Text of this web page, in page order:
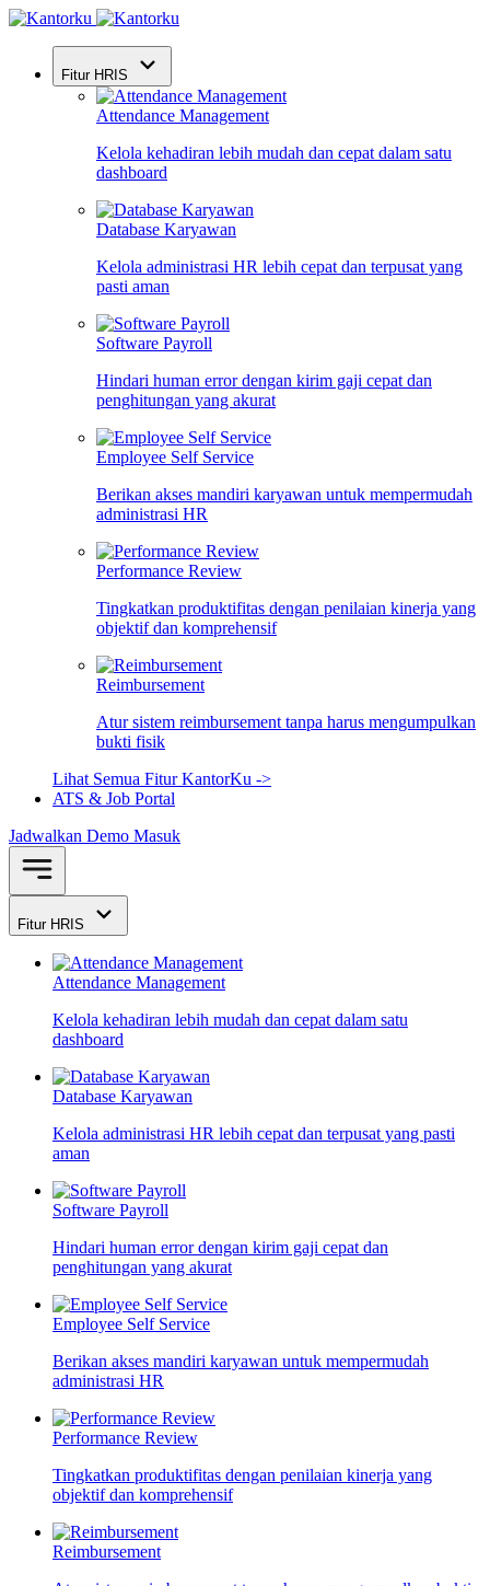
Fitur HRIS
Attendance Management
Kelola kehadiran lebih mudah dan cepat dalam satu
dashboard
Database Karyawan
Kelola administrasi HR lebih cepat dan terpusat yang
pasti aman
Software Payroll
Hindari human error dengan kirim gaji cepat dan
penghitungan yang akurat
Employee Self Service
Berikan akses mandiri karyawan untuk mempermudah
administrasi HR
Performance Review
Tingkatkan produktifitas dengan penilaian kinerja yang
objektif dan komprehensif
Reimbursement
Atur sistem reimbursement tanpa harus mengumpulkan
bukti fisik
Lihat Semua Fitur KantorKu ->
ATS & Job Portal
Jadwalkan Demo Masuk
Fitur HRIS
Attendance Management
Kelola kehadiran lebih mudah dan cepat dalam satu
dashboard
Database Karyawan
Kelola administrasi HR lebih cepat dan terpusat yang pasti
aman
Software Payroll
Hindari human error dengan kirim gaji cepat dan
penghitungan yang akurat
Employee Self Service
Berikan akses mandiri karyawan untuk mempermudah
administrasi HR
Performance Review
Tingkatkan produktifitas dengan penilaian kinerja yang
objektif dan komprehensif
Reimbursement